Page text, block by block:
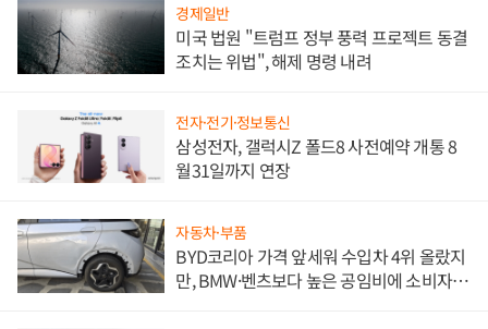
경제일반
미국 법원 "트럼프 정부 풍력 프로젝트 동결
조치는 위법", 해제 명령 내려
전자·전기·정보통신
삼성전자, 갤럭시Z 폴드8 사전예약 개통 8
월31일까지 연장
자동차·부품
BYD코리아 가격 앞세워 수입차 4위 올랐지
만, BMW·벤츠보다 높은 공임비에 소비자